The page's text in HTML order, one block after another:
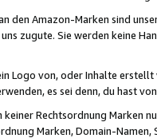
den Amazon-Marken sind
zugute. Sie werden keine
Logo von, oder Inhalte erstellt
es sei denn, du hast
keiner Rechtsordnung Marken
Marken, Domain-